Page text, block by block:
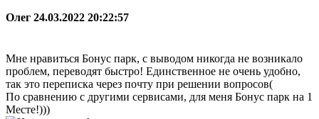
Олег 24.03.2022 20:22:57
Мне нравиться Бонус парк, с выводом никогда не возникало
проблем, переводят быстро! Единственное не очень удобно,
так это переписка через почту при решении вопросов(
По сравнению с другими сервисами, для меня Бонус парк на 1
Месте!)))